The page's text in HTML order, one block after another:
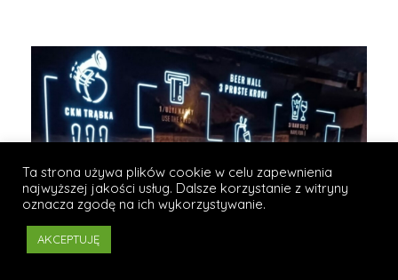
Ta strona używa plików cookie w celu zapewnienia
najwyższej jakości usług. Dalsze korzystanie z witryny
oznacza zgodę na ich wykorzystywanie.
AKCEPTUJĘ